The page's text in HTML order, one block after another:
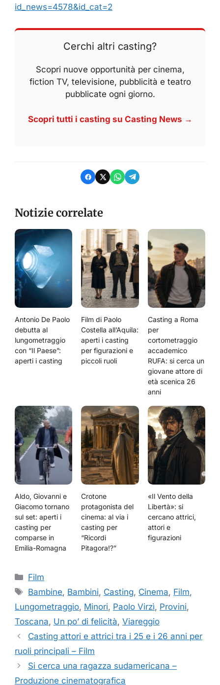
id_news=4578&id_cat=2
Cerchi altri casting?
Scopri nuove opportunità per cinema,
fiction TV, televisione, pubblicità e teatro
pubblicate ogni giorno.
Scopri tutti i casting su Casting News →
Notizie correlate
Antonio De Paolo
debutta al
lungometraggio
con “Il Paese”:
aperti i casting
Film di Paolo
Costella all’Aquila:
aperti i casting
per figurazioni e
piccoli ruoli
Casting a Roma
per
cortometraggio
accademico
RUFA: si cerca un
giovane attore di
età scenica 26
anni
Aldo, Giovanni e
Giacomo tornano
sul set: aperti i
casting per
comparse in
Emilia-Romagna
Crotone
protagonista del
cinema: al via i
casting per
“Ricordi
Pitagora!?”
«Il Vento della
Libertà»: si
cercano attrici,
attori e
figurazioni
Categorie
Film
Tag
Bambine, Bambini, Casting, Cinema, Film,
Lungometraggio, Minori, Paolo Virzì, Provini,
Toscana, Un po’ di felicità, Viareggio
Casting attori e attrici tra i 25 e i 26 anni per
ruoli principali – Film
Si cerca una ragazza sudamericana –
Produzione cinematografica